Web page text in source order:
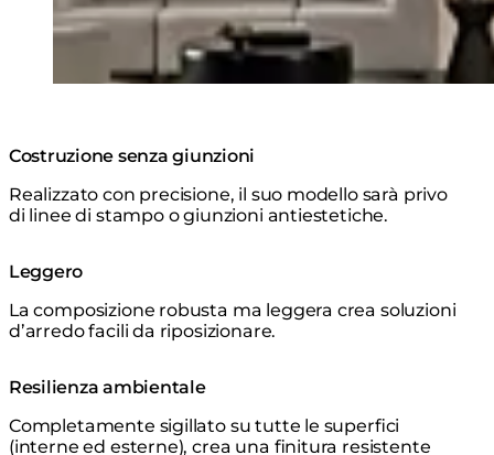
Costruzione senza giunzioni
Realizzato con precisione, il suo modello sarà privo
di linee di stampo o giunzioni antiestetiche.
Leggero
La composizione robusta ma leggera crea soluzioni
d’arredo facili da riposizionare.
Resilienza ambientale
Completamente sigillato su tutte le superfici
(interne ed esterne), crea una finitura resistente